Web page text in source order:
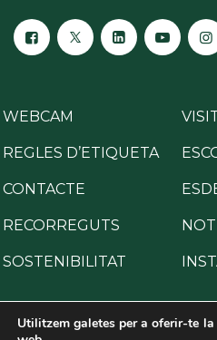
WEBCAM
REGLES D’ETIQUETA
CONTACTE
RECORREGUTS
SOSTENIBILITAT
Utilitzem galetes per a oferir-te